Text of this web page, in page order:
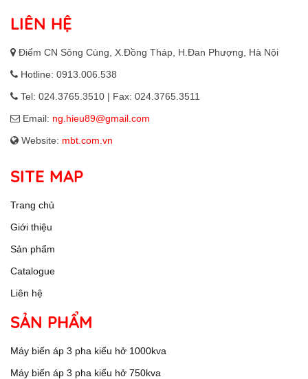
LIÊN HỆ
Điểm CN Sông Cùng, X.Đồng Tháp, H.Đan Phượng, Hà Nội
Hotline: 0913.006.538
Tel: 024.3765.3510 | Fax: 024.3765.3511
Email: ng.hieu89@gmail.com
Website: mbt.com.vn
SITE MAP
Trang chủ
Giới thiệu
Sản phẩm
Catalogue
Liên hệ
SẢN PHẨM
Máy biến áp 3 pha kiểu hở 1000kva
Máy biến áp 3 pha kiểu hở 750kva